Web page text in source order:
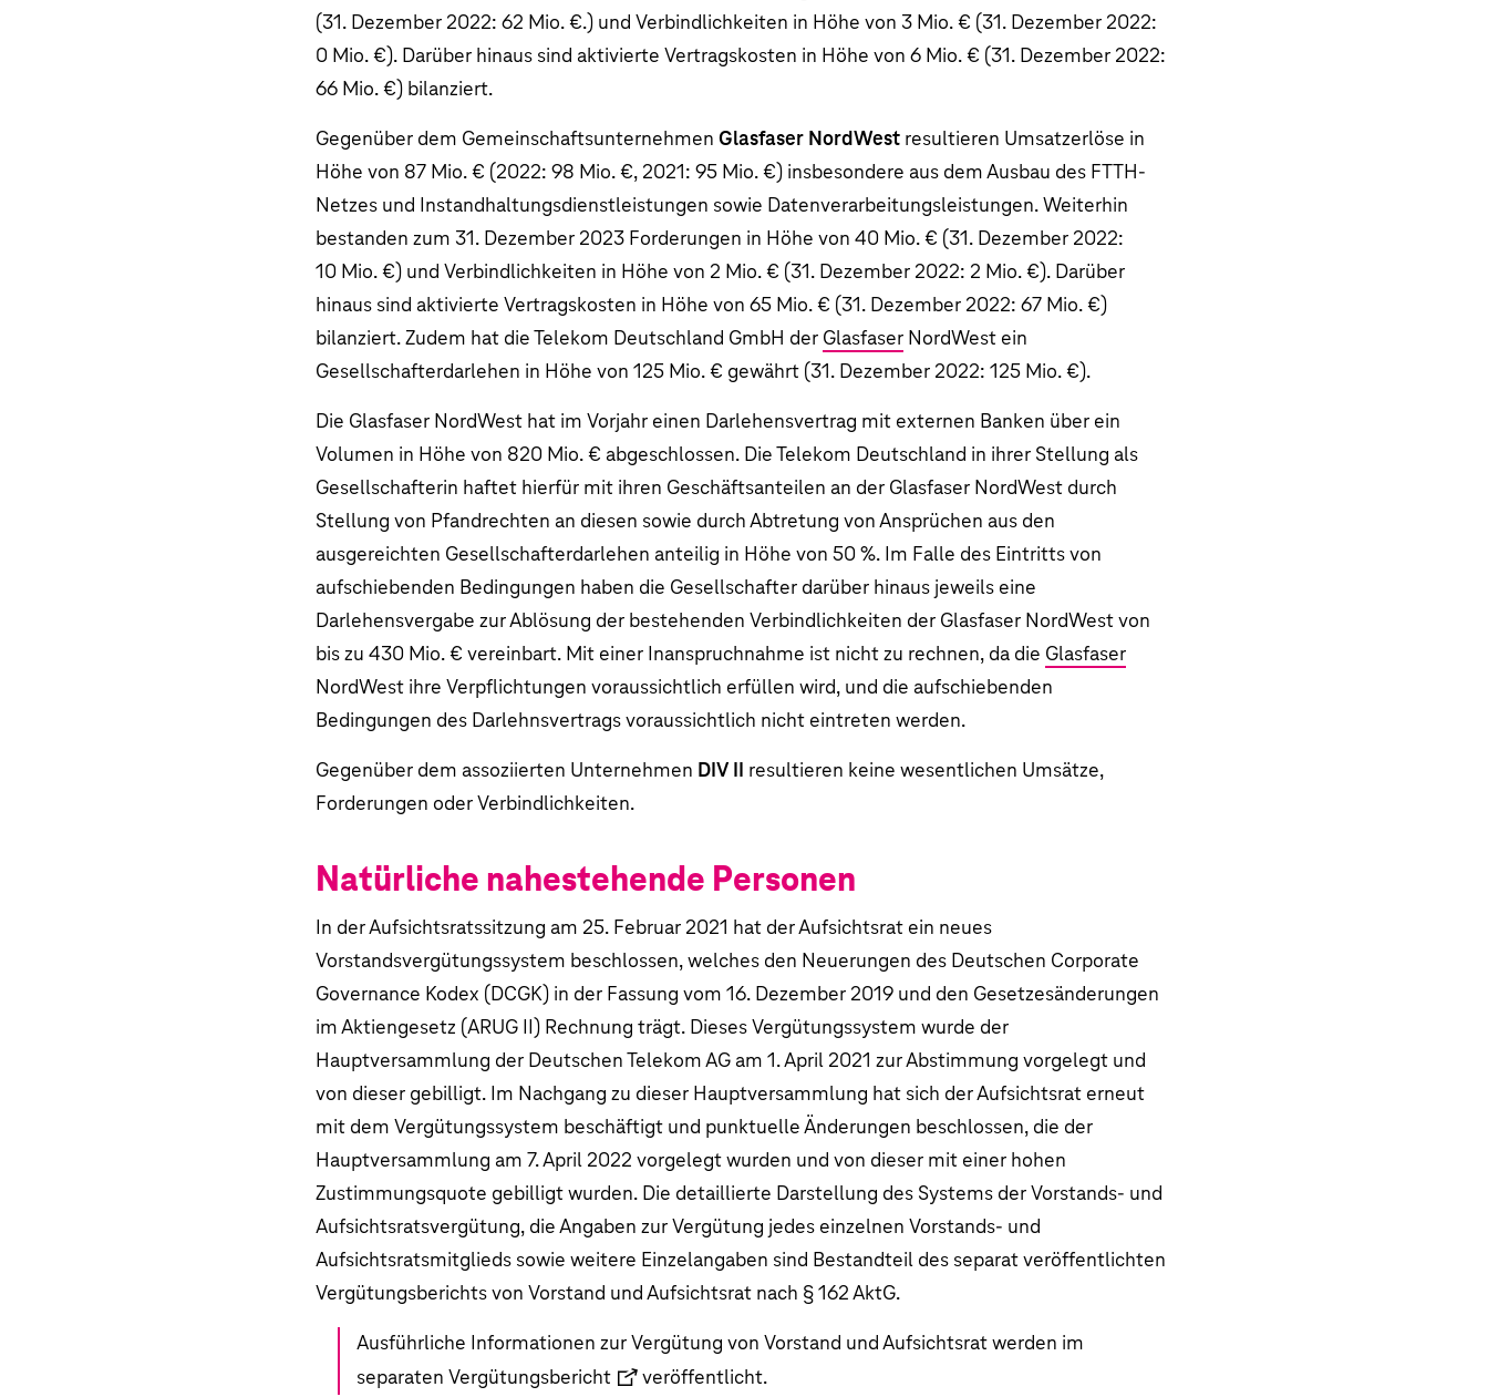
(31. Dezember 2022: 62 Mio. €.) und Verbindlichkeiten in Höhe von 3 Mio. € (31. Dezember 2022:
0 Mio. € ). Darüber hinaus sind aktivierte Vertragskosten in Höhe von 6 Mio. € (31. Dezember 2022:
66 Mio. € ) bilanziert.
Gegenüber dem Gemeinschaftsunternehmen Glasfaser NordWest resultieren Umsatzerlöse in
Höhe von 87 Mio. € (2022: 98 Mio. €, 2021: 95 Mio. € ) insbesondere aus dem Ausbau des FTTH-
Netzes und Instandhaltungsdienstleistungen sowie Datenverarbeitungsleistungen. Weiterhin
bestanden zum 31. Dezember 2023 Forderungen in Höhe von 40 Mio. € (31. Dezember 2022:
10 Mio. € ) und Verbindlichkeiten in Höhe von 2 Mio. € (31. Dezember 2022: 2 Mio. € ). Darüber
hinaus sind aktivierte Vertragskosten in Höhe von 65 Mio. € (31. Dezember 2022: 67 Mio. € )
bilanziert. Zudem hat die Telekom Deutschland GmbH der Glasfaser NordWest ein
Gesellschafterdarlehen in Höhe von 125 Mio. € gewährt (31. Dezember 2022: 125 Mio. € ).
Die Glasfaser NordWest hat im Vorjahr einen Darlehensvertrag mit externen Banken über ein
Volumen in Höhe von 820 Mio. € abgeschlossen. Die Telekom Deutschland in ihrer Stellung als
Gesellschafterin haftet hierfür mit ihren Geschäftsanteilen an der Glasfaser NordWest durch
Stellung von Pfandrechten an diesen sowie durch Abtretung von Ansprüchen aus den
ausgereichten Gesellschafterdarlehen anteilig in Höhe von 50 %. Im Falle des Eintritts von
aufschiebenden Bedingungen haben die Gesellschafter darüber hinaus jeweils eine
Darlehensvergabe zur Ablösung der bestehenden Verbindlichkeiten der Glasfaser NordWest von
bis zu 430 Mio. € vereinbart. Mit einer Inanspruchnahme ist nicht zu rechnen, da die Glasfaser
NordWest ihre Verpflichtungen voraussichtlich erfüllen wird, und die aufschiebenden
Bedingungen des Darlehnsvertrags voraussichtlich nicht eintreten werden.
Gegenüber dem assoziierten Unternehmen DIV II resultieren keine wesentlichen Umsätze,
Forderungen oder Verbindlichkeiten.
Natürliche nahestehende Personen
In der Aufsichtsratssitzung am 25. Februar 2021 hat der Aufsichtsrat ein neues
Vorstandsvergütungssystem beschlossen, welches den Neuerungen des Deutschen Corporate
Governance Kodex (DCGK) in der Fassung vom 16. Dezember 2019 und den Gesetzesänderungen
im Aktiengesetz (ARUG II) Rechnung trägt. Dieses Vergütungssystem wurde der
Hauptversammlung der Deutschen Telekom AG am 1. April 2021 zur Abstimmung vorgelegt und
von dieser gebilligt. Im Nachgang zu dieser Hauptversammlung hat sich der Aufsichtsrat erneut
mit dem Vergütungssystem beschäftigt und punktuelle Änderungen beschlossen, die der
Hauptversammlung am 7. April 2022 vorgelegt wurden und von dieser mit einer hohen
Zustimmungsquote gebilligt wurden. Die detaillierte Darstellung des Systems der Vorstands- und
Aufsichtsratsvergütung, die Angaben zur Vergütung jedes einzelnen Vorstands- und
Aufsichtsratsmitglieds sowie weitere Einzelangaben sind Bestandteil des separat veröffentlichten
Vergütungsberichts von Vorstand und Aufsichtsrat nach § 162 AktG.
Ausführliche Informationen zur Vergütung von Vorstand und Aufsichtsrat werden im
separaten Vergütungsbericht veröffentlicht.